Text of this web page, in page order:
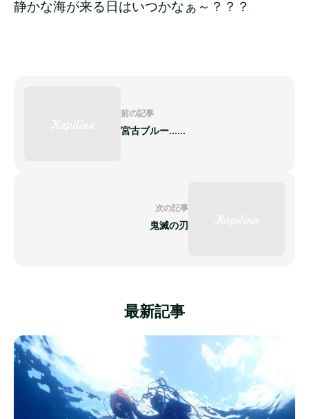
静かな海が来る日はいつかなぁ～？？？
前の記事
宮古ブルー......
次の記事
鬼滅の刃
最新記事